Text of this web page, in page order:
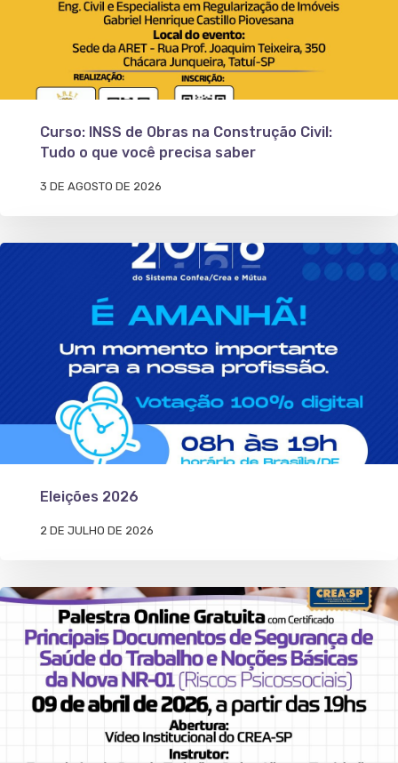
Curso: INSS de Obras na Construção Civil:
Tudo o que você precisa saber
3 DE AGOSTO DE 2026
Eleições 2026
2 DE JULHO DE 2026